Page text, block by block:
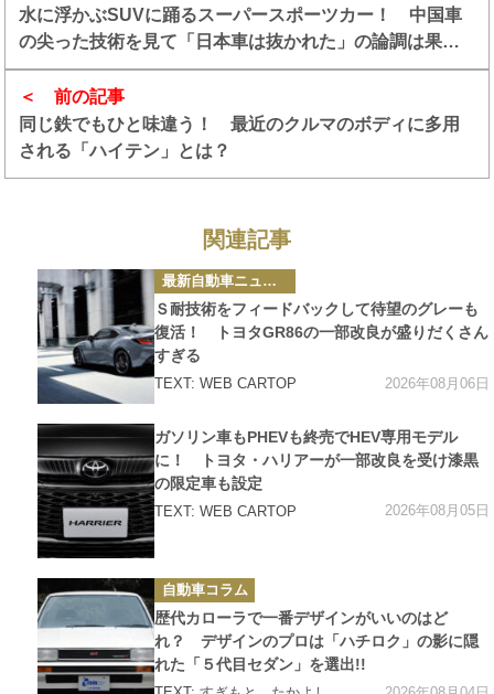
前の記事
同じ鉄でもひと味違う！ 最近のクルマのボディに多用
される「ハイテン」とは？
水に浮かぶSUVに踊るスーパースポーツカー！ 中国車
の尖った技術を見て「日本車は抜かれた」の論調は果た
して正解なのか？
関連記事
カ
テ
ゴ
リ
ー
最新自動車ニュース
Ｓ耐技術をフィードバックして待望のグレーも
復活！ トヨタGR86の一部改良が盛りだくさん
すぎる
TEXT: WEB CARTOP 2026年08月06日
カ
テ
ゴ
リ
ー
ガソリン車もPHEVも終売でHEV専用モデル
に！ トヨタ・ハリアーが一部改良を受け漆黒
の限定車も設定
TEXT: WEB CARTOP 2026年08月05日
カ
テ
ゴ
リ
ー
自動車コラム
歴代カローラで一番デザインがいいのはど
れ？ デザインのプロは「ハチロク」の影に隠
れた「５代目セダン」を選出!!